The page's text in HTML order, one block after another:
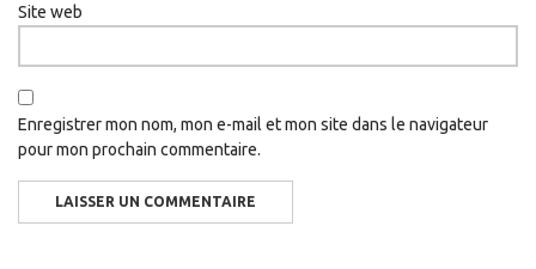
Site web
Enregistrer mon nom, mon e-mail et mon site dans le navigateur
pour mon prochain commentaire.